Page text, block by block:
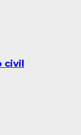
civil